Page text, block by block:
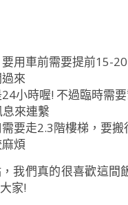
用車前需要提前15-20
來
小時喔! 不過臨時需
來連繫
要走2.3階樓梯，要搬
煩
我們真的很喜歡這間
家!